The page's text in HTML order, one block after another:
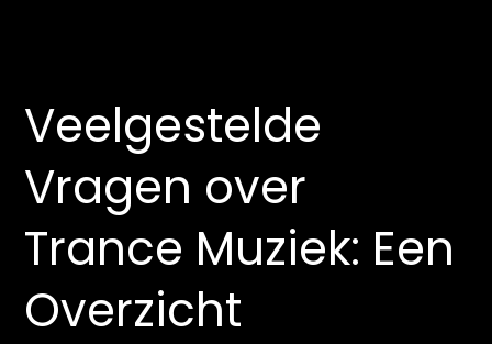
Veelgestelde
Vragen over
Trance Muziek: Een
Overzicht